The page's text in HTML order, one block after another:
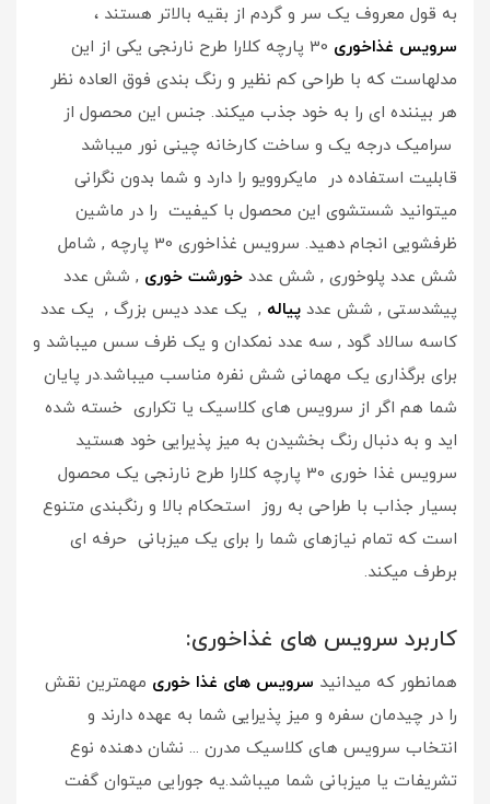
به قول معروف یک سر و گردم از بقیه بالاتر هستند ،
سرویس غذاخوری
30 پارچه کلارا طرح نارنجی یکی از این
مدلهاست که با طراحی کم نظیر و رنگ بندی فوق العاده نظر
هر بیننده ای را به خود جذب میکند. جنس این محصول از
سرامیک درجه یک و ساخت کارخانه چینی نور میباشد
قابلیت استفاده در مایکروویو را دارد و شما بدون نگرانی
میتوانید شستشوی این محصول با کیفیت را در ماشین
ظرفشویی انجام دهید. سرویس غذاخوری 30 پارچه , شامل
شش عدد پلوخوری , شش عدد خورشت خوری , شش عدد
پیشدستی , شش عدد پیاله , یک عدد دیس بزرگ , یک عدد
کاسه سالاد گود , سه عدد نمکدان و یک ظرف سس میباشد و
برای برگذاری یک مهمانی شش نفره مناسب میباشد.در پایان
شما هم اگر از سرویس های کلاسیک یا تکراری خسته شده
اید و به دنبال رنگ بخشیدن به میز پذیرایی خود هستید
سرویس غذا خوری 30 پارچه کلارا طرح نارنجی یک محصول
بسیار جذاب با طراحی به روز استحکام بالا و رنگبندی متنوع
است که تمام نیازهای شما را برای یک میزبانی حرفه ای
برطرف میکند.
کاربرد سرویس های غذاخوری:
همانطور که میدانید سرویس های غذا خوری مهمترین نقش
را در چیدمان سفره و میز پذیرایی شما به عهده دارند و
انتخاب سرویس های کلاسیک مدرن ... نشان دهنده نوع
تشریفات یا میزبانی شما میباشد.یه جورایی میتوان گفت